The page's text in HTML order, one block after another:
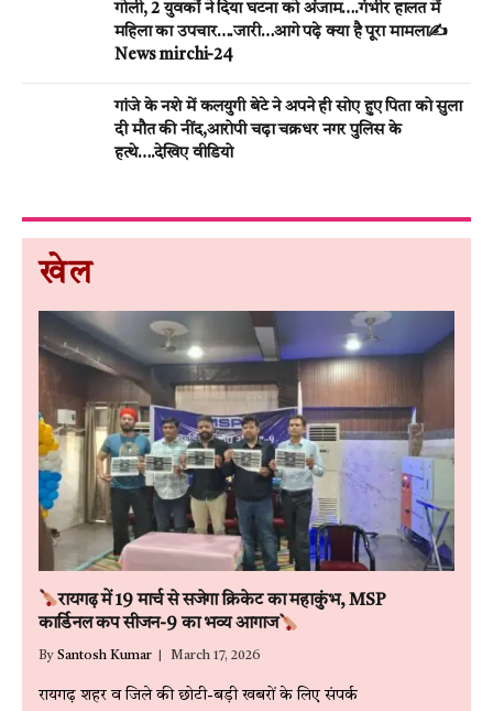
गोली, 2 युवकों ने दिया घटना को अंजाम….गंभीर हालत में
महिला का उपचार….जारी…आगे पढ़े क्या है पूरा मामला✍️
News mirchi-24
गांजे के नशे में कलयुगी बेटे ने अपने ही सोए हुए पिता को सुला
दी मौत की नींद,आरोपी चढ़ा चक्रधर नगर पुलिस के
हत्थे….देखिए वीडियो
खेल
रायगढ़ में 19 मार्च से सजेगा क्रिकेट का महाकुंभ, MSP
कार्डिनल कप सीजन-9 का भव्य आगाज
By Santosh Kumar March 17, 2026
रायगढ़ शहर व जिले की छोटी-बड़ी खबरों के लिए संपर्क